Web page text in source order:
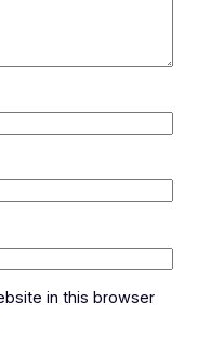
in this browser